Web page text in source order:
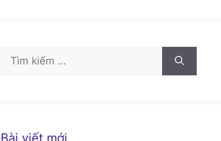
Tìm
kiếm
Bài viết mới